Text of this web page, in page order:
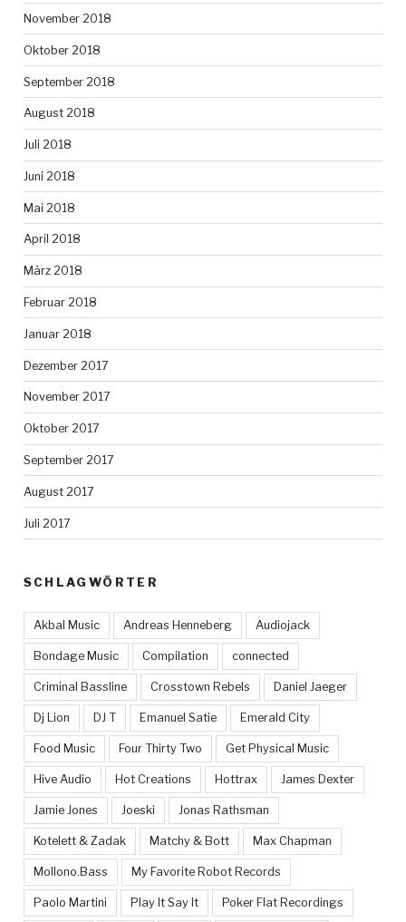
November 2018
Oktober 2018
September 2018
August 2018
Juli 2018
Juni 2018
Mai 2018
April 2018
März 2018
Februar 2018
Januar 2018
Dezember 2017
November 2017
Oktober 2017
September 2017
August 2017
Juli 2017
SCHLAGWÖRTER
Akbal Music Andreas Henneberg Audiojack
Bondage Music Compilation connected
Criminal Bassline Crosstown Rebels Daniel Jaeger
Dj Lion DJ T Emanuel Satie Emerald City
Food Music Four Thirty Two Get Physical Music
Hive Audio Hot Creations Hottrax James Dexter
Jamie Jones Joeski Jonas Rathsman
Kotelett & Zadak Matchy & Bott Max Chapman
Mollono.Bass My Favorite Robot Records
Paolo Martini Play It Say It Poker Flat Recordings